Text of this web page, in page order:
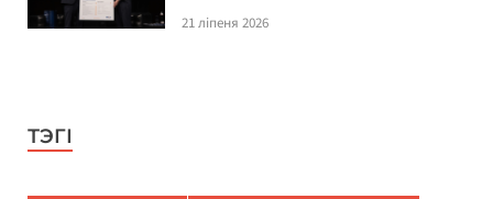
21 ліпеня 2026
ТЭГІ